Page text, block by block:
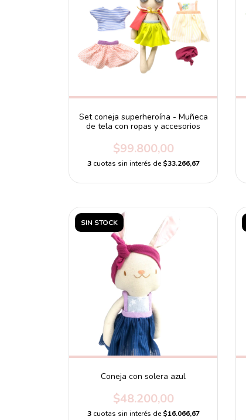
Set coneja superheroína - Muñeca
de tela con ropas y accesorios
$99.800,00
3 cuotas sin interés de$33.266,67
SIN STOCK
Coneja con solera azul
$48.200,00
3 cuotas sin interés de$16.066,67